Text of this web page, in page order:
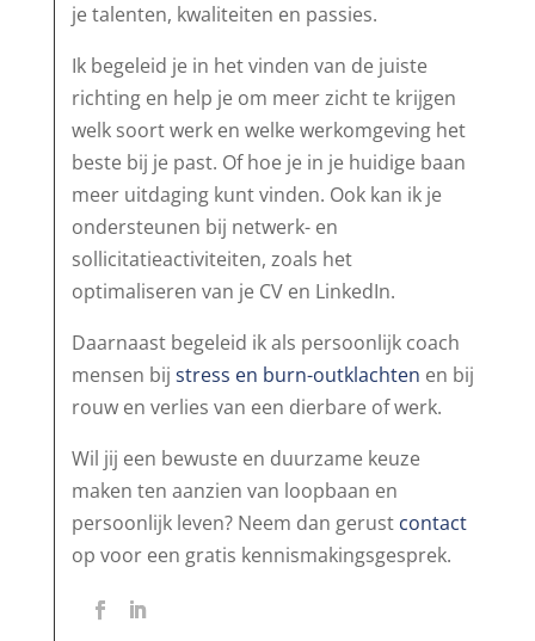
je talenten, kwaliteiten en passies.
Ik begeleid je in het vinden van de juiste
richting en help je om meer zicht te krijgen
welk soort werk en welke werkomgeving het
beste bij je past. Of hoe je in je huidige baan
meer uitdaging kunt vinden. Ook kan ik je
ondersteunen bij netwerk- en
sollicitatieactiviteiten, zoals het
optimaliseren van je CV en LinkedIn.
Daarnaast begeleid ik als persoonlijk coach
mensen bij stress en burn-outklachten en bij
rouw en verlies van een dierbare of werk.
Wil jij een bewuste en duurzame keuze
maken ten aanzien van loopbaan en
persoonlijk leven? Neem dan gerust contact
op voor een gratis kennismakingsgesprek.